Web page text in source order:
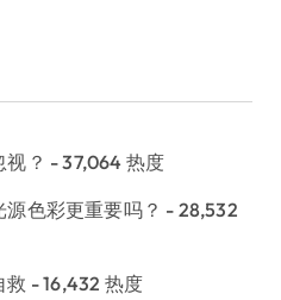
？ - 37,064 热度
色彩更重要吗？ - 28,532
救 - 16,432 热度